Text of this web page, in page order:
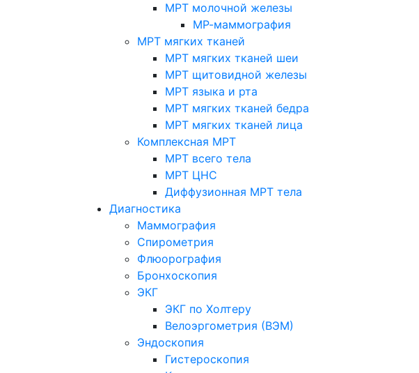
МРТ молочной железы
МР-маммография
МРТ мягких тканей
МРТ мягких тканей шеи
МРТ щитовидной железы
МРТ языка и рта
МРТ мягких тканей бедра
МРТ мягких тканей лица
Комплексная МРТ
МРТ всего тела
МРТ ЦНС
Диффузионная МРТ тела
Диагностика
Маммография
Спирометрия
Флюорография
Бронхоскопия
ЭКГ
ЭКГ по Холтеру
Велоэргометрия (ВЭМ)
Эндоскопия
Гистероскопия